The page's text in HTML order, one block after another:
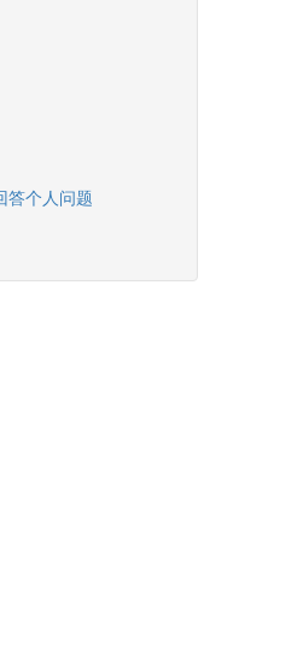
答个人问题